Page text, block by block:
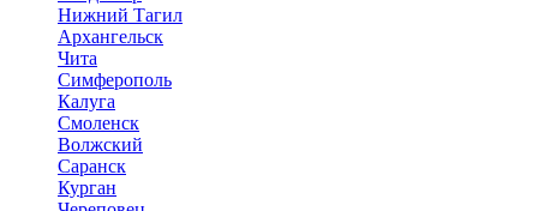
Нижний Тагил
Архангельск
Чита
Симферополь
Калуга
Смоленск
Волжский
Саранск
Курган